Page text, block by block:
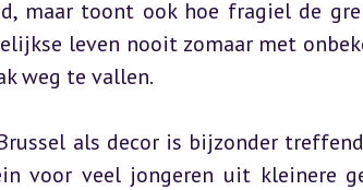
maar toont ook hoe fragiel de
leven nooit zomaar met
weg te vallen.
als decor is bijzonder
voor veel jongeren uit kleinere